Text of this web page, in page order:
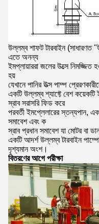
উল্লম্ব শাফট টারবাইন (সাধারণত
এতে অনন্য
ইমপ্লায়াররা জলের উত্সে নিমজ্জিত
হয়
যেখানে পানির উত্স পাম্প
একটি উল্লম্ব শ্যাফ্টে বেশ
স্রাব সরাসরি ফিড করে
পরবর্তী ইমপ্লেলারের স্তন্যপান,
সমাবেশ এবং ক
স্রাব প্রধান সমাবেশ যা মোটর বা
একটি আদর্শ উল্লম্ব টারবাইন
দৃশ্যমান অংশ।
বিতরণের আগে পরীক্ষা